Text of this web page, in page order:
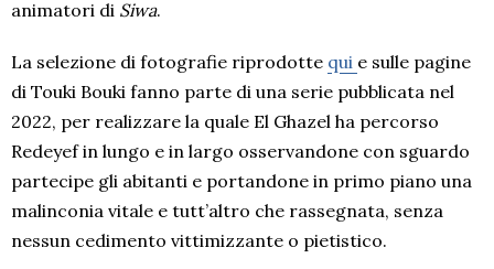
animatori di Siwa.
La selezione di fotografie riprodotte qui e sulle pagine
di Touki Bouki fanno parte di una serie pubblicata nel
2022, per realizzare la quale El Ghazel ha percorso
Redeyef in lungo e in largo osservandone con sguardo
partecipe gli abitanti e portandone in primo piano una
malinconia vitale e tutt’altro che rassegnata, senza
nessun cedimento vittimizzante o pietistico.